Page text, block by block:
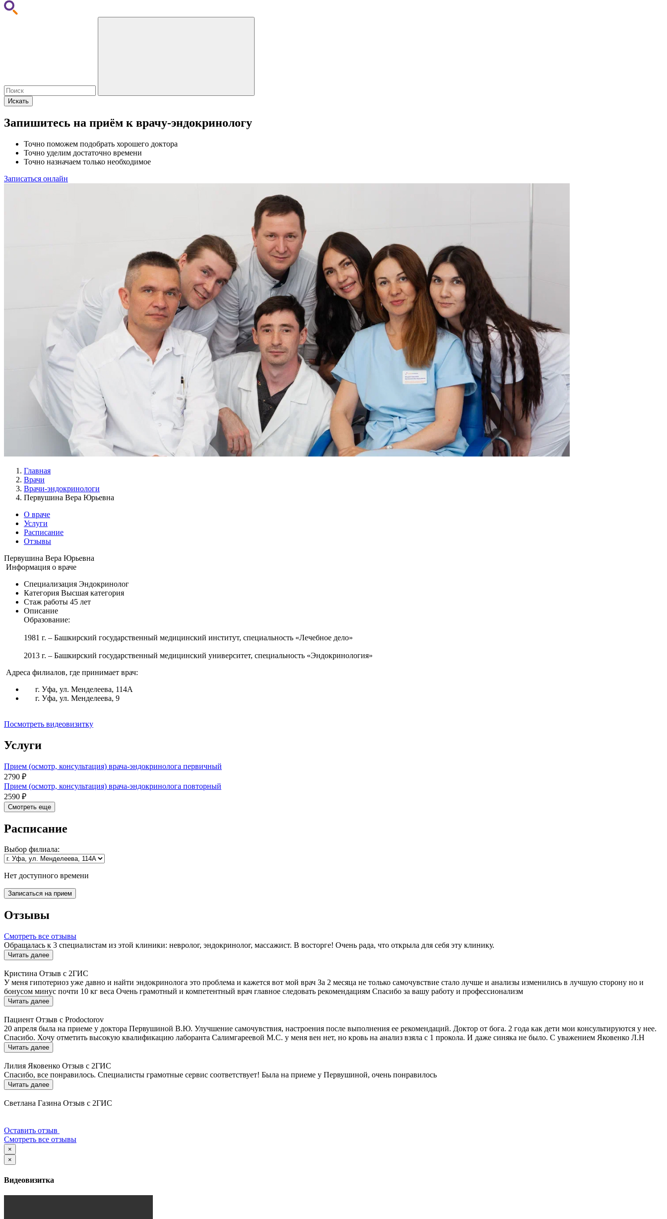
Искать
Запишитесь на приём к врачу-эндокринологу
Точно поможем подобрать хорошего доктора
Точно уделим достаточно времени
Точно назначаем только необходимое
Записаться онлайн
Главная
Врачи
Врачи-эндокринологи
Первушина Вера Юрьевна
О враче
Услуги
Расписание
Отзывы
Первушина Вера Юрьевна
Информация о враче
Специализация Эндокринолог
Категория Высшая категория
Стаж работы 45 лет
Описание
Образование:
1981 г. – Башкирский государственный медицинский институт, специальность «Лечебное дело»
2013 г. – Башкирский государственный медицинский университет, специальность «Эндокринология»
Адреса филиалов, где принимает врач:
г. Уфа, ул. Менделеева, 114А
г. Уфа, ул. Менделеева, 9
Посмотреть видеовизитку
Услуги
Прием (осмотр, консультация) врача-эндокринолога первичный
2790 ₽
Прием (осмотр, консультация) врача-эндокринолога повторный
2590 ₽
Смотреть еще
Расписание
Выбор филиала:
Нет доступного времени
Записаться на прием
Отзывы
Смотреть все отзывы
Обращалась к 3 специалистам из этой клиники: невролог, эндокринолог, массажист. В восторге! Очень рада, что открыла для себя эту клинику.
Читать далее
Кристина Отзыв с 2ГИС
У меня гипотериоз уже давно и найти эндокринолога это проблема и кажется вот мой врач За 2 месяца не только самочувствие стало лучше и анализы изменились в лучшую сторону но и
бонусом минус почти 10 кг веса Очень грамотный и компетентный врач главное следовать рекомендациям Спасибо за вашу работу и профессионализм
Читать далее
Пациент Отзыв с Prodoctorov
20 апреля была на приеме у доктора Первушиной В.Ю. Улучшение самочувствия, настроения после выполнения ее рекомендаций. Доктор от бога. 2 года как дети мои консультируются у нее.
Спасибо. Хочу отметить высокую квалификацию лаборанта Салимгареевой М.С. у меня вен нет, но кровь на анализ взяла с 1 прокола. И даже синяка не было. С уважением Яковенко Л.Н
Читать далее
Лилия Яковенко Отзыв с 2ГИС
Спасибо, все понравилось. Специалисты грамотные сервис соответствует! Была на приеме у Первушиной, очень понравилось
Читать далее
Светлана Газина Отзыв с 2ГИС
Оставить отзыв
Смотреть все отзывы
×
×
Видеовизитка